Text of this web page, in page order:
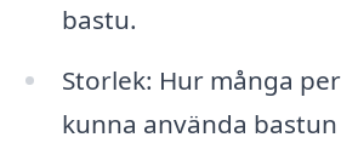
bastu.
Storlek: Hur många
kunna använda